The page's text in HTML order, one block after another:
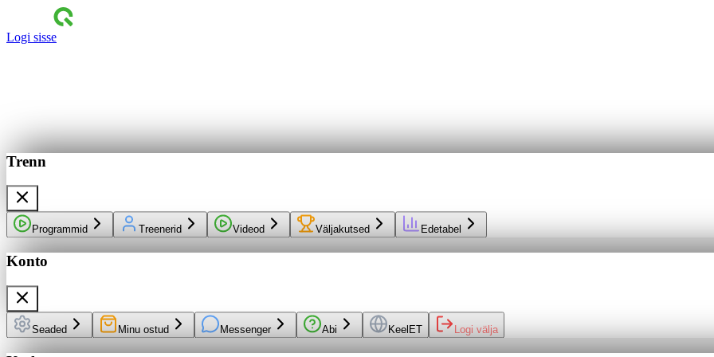
Logi sisse
Trenn
Programmid Treenerid Videod Väljakutsed Edetabel
Konto
Seaded Minu ostud Messenger Abi Keel ET Logi välja